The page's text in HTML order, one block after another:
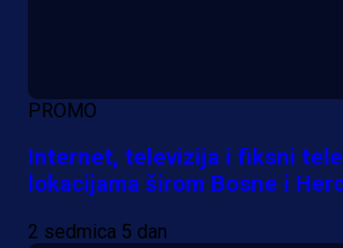
PROMO
Internet, televizija i fiksni
lokacijama širom Bosne i
2 sedmica 5 dan